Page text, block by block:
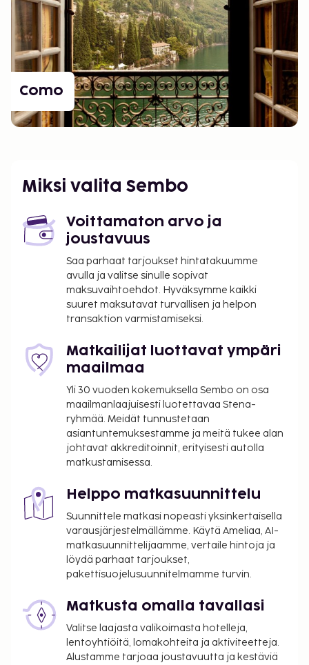
Como
Miksi valita Sembo
Voittamaton arvo ja
joustavuus
Saa parhaat tarjoukset hintatakuumme
avulla ja valitse sinulle sopivat
maksuvaihtoehdot. Hyväksymme kaikki
suuret maksutavat turvallisen ja helpon
transaktion varmistamiseksi.
Matkailijat luottavat ympäri
maailmaa
Yli 30 vuoden kokemuksella Sembo on osa
maailmanlaajuisesti luotettavaa Stena-
ryhmää. Meidät tunnustetaan
asiantuntemuksestamme ja meitä tukee alan
johtavat akkreditoinnit, erityisesti autolla
matkustamisessa.
Helppo matkasuunnittelu
Suunnittele matkasi nopeasti yksinkertaisella
varausjärjestelmällämme. Käytä Ameliaa, AI-
matkasuunnittelijaamme, vertaile hintoja ja
löydä parhaat tarjoukset,
pakettisuojelusuunnitelmamme turvin.
Matkusta omalla tavallasi
Valitse laajasta valikoimasta hotelleja,
lentoyhtiöitä, lomakohteita ja aktiviteetteja.
Alustamme tarjoaa joustavuutta ja kestäviä